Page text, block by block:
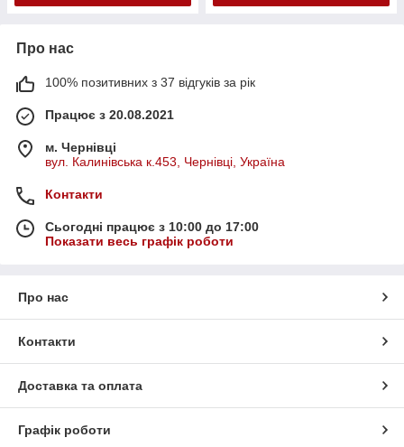
Про нас
100% позитивних з 37 відгуків за рік
Працює з 20.08.2021
м. Чернівці
вул. Калинівська к.453, Чернівці, Україна
Контакти
Сьогодні працює з 10:00 до 17:00
Показати весь графік роботи
Про нас
Контакти
Доставка та оплата
Графік роботи